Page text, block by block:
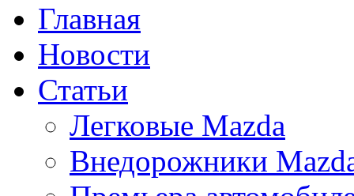
Главная
Новости
Статьи
Легковые Mazda
Внедорожники